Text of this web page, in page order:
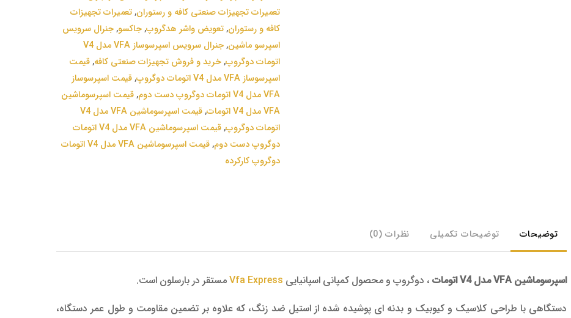
تعمیرات تجهیزات صنعتی کافه و رستوران,تعمیرات تجهیزات
کافه و رستوران,تعویض واشر هدگروپ,جاکسو,جنرال سرویس
اسپرسو ماشین,
جنرال سرویس اسپرسوساز VFA مدل V4
اتومات دوگروپ,خرید و فروش تجهیزات صنعتی کافه,قیمت
اسپرسوساز VFA مدل V4 اتومات دوگروپ
,قیمت اسپرسوساز
VFA مدل V4 اتومات دوگروپ دست دوم
,قیمت اسپرسوماشین
VFA مدل V4 اتومات
,
قیمت اسپرسوماشین VFA مدل V4
اتومات دوگروپ,
قیمت اسپرسوماشین VFA مدل V4 اتومات
دوگروپ دست دوم,
قیمت اسپرسوماشین VFA مدل V4 اتومات
دوگروپ کارکرده
توضیحات توضیحات تکمیلی نظرات (0)
اسپرسوماشین VFA مدل V4 اتومات ، دوگروپ و محصول کمپانی اسپانیایی Vfa Expressمستقر در بارسلون است.
دستگاهی با طراحی کلاسیک و کیوبیک و بدنه ای پوشیده شده از استیل ضد زنگ، که علاوه بر تضمین مقاومت و طول عمر دستگاه،